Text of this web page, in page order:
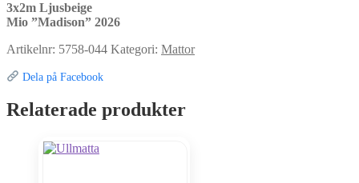
3x2m Ljusbeige
Mio ”Madison” 2026
Artikelnr: 5758-044 Kategori: Mattor
Dela på Facebook
Relaterade produkter